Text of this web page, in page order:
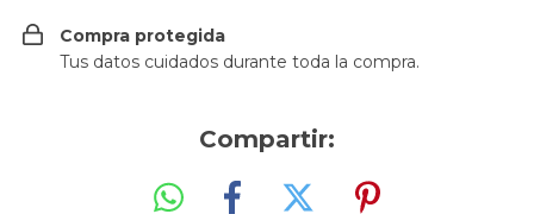
Compra protegida
Tus datos cuidados durante toda la compra.
Compartir: